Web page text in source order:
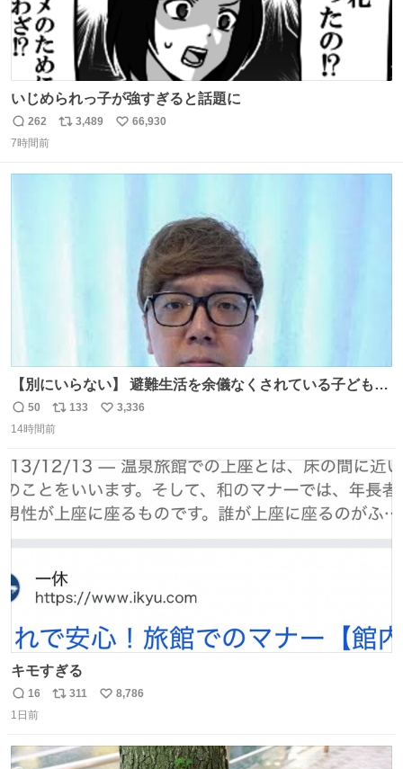
いじめられっ子が強すぎると話題に
返
信
262
リ
3,489
い
66,930
7時間前
【別にいらない】 避難生活を余儀なくされている子どもた
ちのためにヒカキンボックス1000個を寄付させていただき
ました
返
信
50
リ
ポ
ト
数
133
い
数
3,336
14時間前
キモすぎる
返
信
16
リ
ト
311
い
数
8,786
1日前